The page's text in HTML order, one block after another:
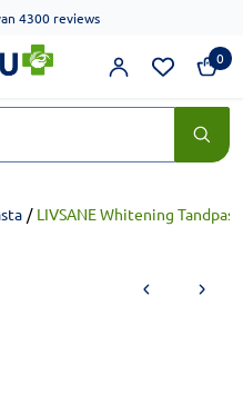
verbeteren van de
4300 reviews
0
/ LIVSANE Whitening